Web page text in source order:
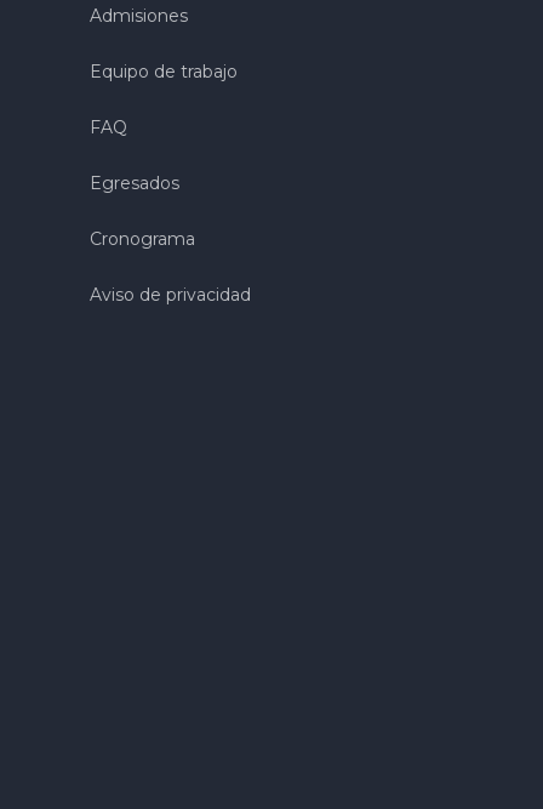
Admisiones
Equipo de trabajo
FAQ
Egresados
Cronograma
Aviso de privacidad